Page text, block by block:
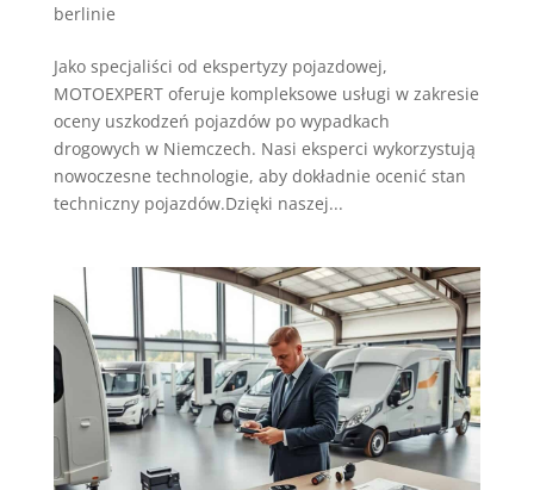
berlinie
Jako specjaliści od ekspertyzy pojazdowej,
MOTOEXPERT oferuje kompleksowe usługi w zakresie
oceny uszkodzeń pojazdów po wypadkach
drogowych w Niemczech. Nasi eksperci wykorzystują
nowoczesne technologie, aby dokładnie ocenić stan
techniczny pojazdów.Dzięki naszej...